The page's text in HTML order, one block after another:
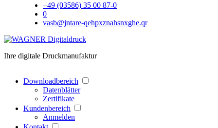
+49 (03586) 35 00 87-0
0
vasb@jntare-qehpxznahsnxghe.qr
Ihre digitale Druckmanufaktur
Downloadbereich
Datenblätter
Zertifikate
Kundenbereich
Anmelden